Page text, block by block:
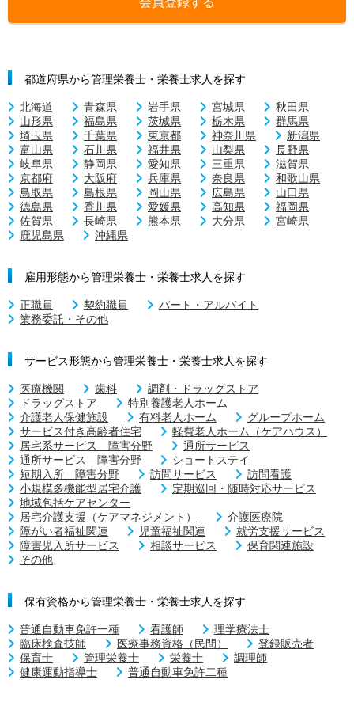
都道府県から管理栄養士・栄養士求人を探す
北海道 青森県 岩手県 宮城県
秋田県
山形県
福島県 茨城県 栃木県
群馬県
埼玉県
千葉県 東京都 神奈川県
新潟県
富山県
石川県 福井県 山梨県
長野県
岐阜県
静岡県 愛知県 三重県
滋賀県
京都府
大阪府 兵庫県 奈良県
和歌山県
鳥取県
島根県 岡山県 広島県
山口県
徳島県
香川県 愛媛県 高知県
福岡県
佐賀県
長崎県 熊本県 大分県
宮崎県
鹿児島県
沖縄県
雇用形態から管理栄養士・栄養士求人を探す
正職員 契約職員
パート・アルバイト
業務委託・その他
サービス形態から管理栄養士・栄養士求人を探す
医療機関 歯科
調剤・ドラッグストア
ドラッグストア
特別養護老人ホーム
介護老人保健施設
有料老人ホーム
グループホーム
サービス付き高齢者住宅
軽費老人ホーム（ケアハウス）
居宅系サービス 障害分野
通所サービス
通所サービス 障害分野
ショートステイ
短期入所 障害分野
訪問サービス
訪問看護
小規模多機能型居宅介護
定期巡回・随時対応サービス
地域包括ケアセンター
居宅介護支援（ケアマネジメント）
介護医療院
障がい者福祉関連
児童福祉関連
就労支援サービス
障害児入所サービス
相談サービス
保育関連施設
その他
保有資格から管理栄養士・栄養士求人を探す
普通自動車免許一種 看護師
理学療法士
臨床検査技師
医療事務資格（民間）
登録販売者
保育士
管理栄養士 栄養士
調理師
健康運動指導士
普通自動車免許二種